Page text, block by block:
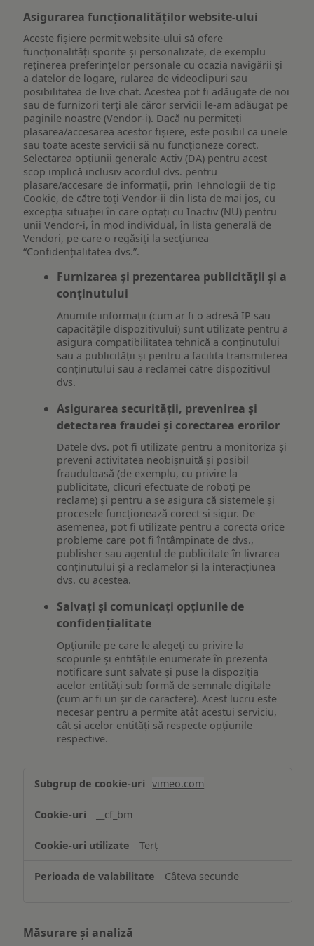
Asigurarea funcționalităților website-ului
Aceste fișiere permit website-ului să ofere
funcționalități sporite și personalizate, de exemplu
reţinerea preferinţelor personale cu ocazia navigării și
a datelor de logare, rularea de videoclipuri sau
posibilitatea de live chat. Acestea pot fi adăugate de noi
sau de furnizori terți ale căror servicii le-am adăugat pe
paginile noastre (Vendor-i). Dacă nu permiteți
plasarea/accesarea acestor fișiere, este posibil ca unele
sau toate aceste servicii să nu funcționeze corect.
Selectarea opțiunii generale Activ (DA) pentru acest
scop implică inclusiv acordul dvs. pentru
plasare/accesare de informații, prin Tehnologii de tip
Cookie, de către toți Vendor-ii din lista de mai jos, cu
excepția situației în care optați cu Inactiv (NU) pentru
unii Vendor-i, în mod individual, în lista generală de
Vendori, pe care o regăsiți la secțiunea
“Confidențialitatea dvs.”.
Furnizarea și prezentarea publicității și a
conținutului
Anumite informații (cum ar fi o adresă IP sau
capacitățile dispozitivului) sunt utilizate pentru a
asigura compatibilitatea tehnică a conținutului
sau a publicității și pentru a facilita transmiterea
conținutului sau a reclamei către dispozitivul
dvs.
Asigurarea securității, prevenirea și
detectarea fraudei și corectarea erorilor
Datele dvs. pot fi utilizate pentru a monitoriza și
preveni activitatea neobișnuită și posibil
frauduloasă (de exemplu, cu privire la
publicitate, clicuri efectuate de roboți pe
reclame) și pentru a se asigura că sistemele și
procesele funcționează corect și sigur. De
asemenea, pot fi utilizate pentru a corecta orice
probleme care pot fi întâmpinate de dvs.,
publisher sau agentul de publicitate în livrarea
conținutului și a reclamelor și la interacțiunea
dvs. cu acestea.
Salvați și comunicați opțiunile de
confidențialitate
Opțiunile pe care le alegeți cu privire la
scopurile și entitățile enumerate în prezenta
notificare sunt salvate și puse la dispoziția
acelor entități sub formă de semnale digitale
(cum ar fi un șir de caractere). Acest lucru este
necesar pentru a permite atât acestui serviciu,
cât și acelor entități să respecte opțiunile
respective.
funcționalităților
ului
vimeo.com
__cf_bm
Terț
Câteva secunde
Măsurare și analiză